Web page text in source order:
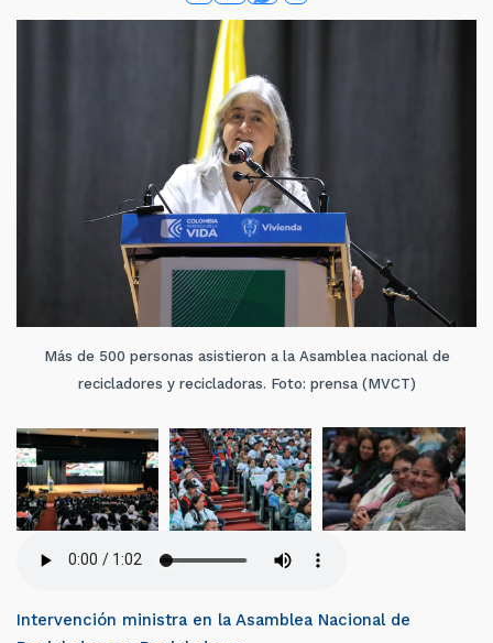
Más de 500 personas asistieron a la Asamblea nacional de
recicladores y recicladoras. Foto: prensa (MVCT)
Intervención ministra en la Asamblea Nacional de